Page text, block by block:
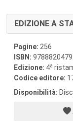
EDIZIONE A
Pagine: 256
ISBN:
Edizione: 4a
Codice editore:
Disponibilità: